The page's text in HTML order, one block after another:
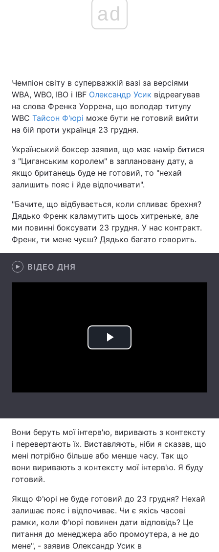
Головна Війна
Україна Політика
Економіка Світ
Техно і зв'язок Лайт
Зброя Інциденти
Здоров'я Туризм
Цікавинки Погода
Екологія Регіони
Лонгріди
Думки
Вакансії
ad
Чемпіон світу в суперважкій вазі за версіями
WBA, WBO, IBO і IBF Олександр Усик відреагував
на слова Френка Уоррена, що володар титулу
WBC Тайсон Ф'юрі може бути не готовий вийти
на бій проти українця 23 грудня.
Український боксер заявив, що має намір битися
з "Циганським королем" в заплановану дату, а
якщо британець буде не готовий, то "нехай
залишить пояс і йде відпочивати".
"Бачите, що відбувається, коли спливає брехня?
Дядько Френк каламутить щось хитреньке, але
ми повинні боксувати 23 грудня. У нас контракт.
Френк, ти мене чуєш? Дядько багато говорить.
ВІДЕО ДНЯ
Play
Вони беруть мої інтерв'ю, виривають з контексту
і перевертають їх. Виставляють, ніби я сказав, що
мені потрібно більше або менше часу. Так що
вони виривають з контексту мої інтерв'ю. Я буду
готовий.
Якщо Ф'юрі не буде готовий до 23 грудня? Нехай
залишає пояс і відпочиває. Чи є якісь часові
рамки, коли Ф'юрі повинен дати відповідь? Це
питання до менеджера або промоутера, а не до
мене", - заявив Олександр Усик в